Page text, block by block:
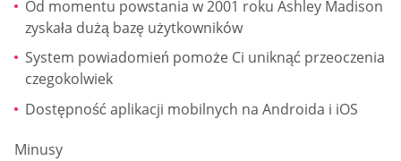
Od momentu powstania w 2001 roku Ashley Madison
zyskała dużą bazę użytkowników
System powiadomień pomoże Ci uniknąć przeoczenia
czegokolwiek
Dostępność aplikacji mobilnych na Androida i iOS
Minusy